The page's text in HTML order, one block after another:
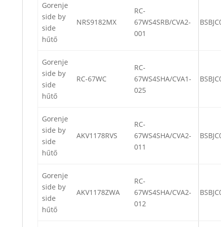
Gorenje
side by
side
hűtő
NRS9182MX
RC-
67WS4SRB/CVA2-
001
Gorenje
side by
side
hűtő
RC-67WC
RC-
67WS4SHA/CVA1-
025
Gorenje
side by
side
hűtő
AKV1178RVS
RC-
67WS4SHA/CVA2-
011
Gorenje
side by
side
hűtő
AKV1178ZWA
RC-
67WS4SHA/CVA2-
012